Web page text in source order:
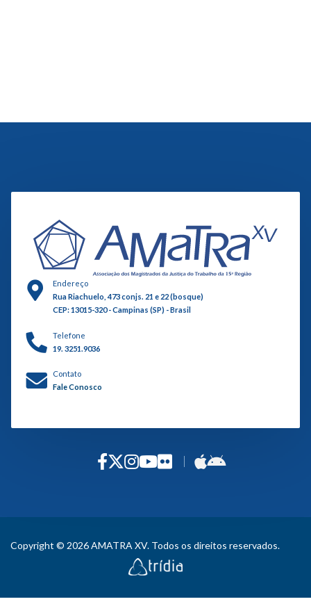
Endereço
Rua Riachuelo, 473 conjs. 21 e 22 (bosque)
CEP: 13015-320 - Campinas (SP) - Brasil
Telefone
19. 3251.9036
Contato
Fale Conosco
Copyright © 2026 AMATRA XV. Todos os direitos reservados.